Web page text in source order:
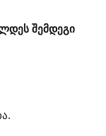
შემდეგი